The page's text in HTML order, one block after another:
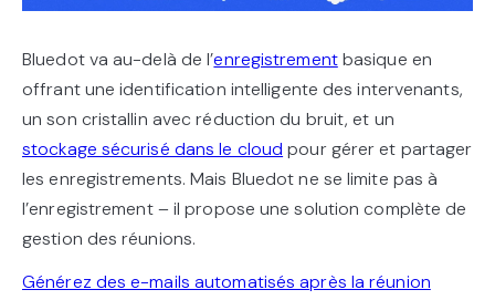
Bluedot va au-delà de l’enregistrementbasique en
offrant une identification intelligente des intervenants,
un son cristallin avec réduction du bruit, et un
stockage sécurisé dans le cloud pour gérer et partager
les enregistrements. Mais Bluedot ne se limite pas à
l’enregistrement – il propose une solution complète de
gestion des réunions.
Générez des e-mails automatisés après la réunion